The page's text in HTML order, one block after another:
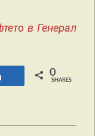
в Генерал
0
SHARES